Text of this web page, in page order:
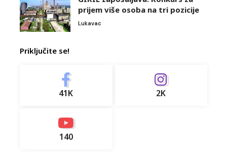
prijem više osoba na tri pozicije
Lukavac
Priključite se!
41K 2K
140